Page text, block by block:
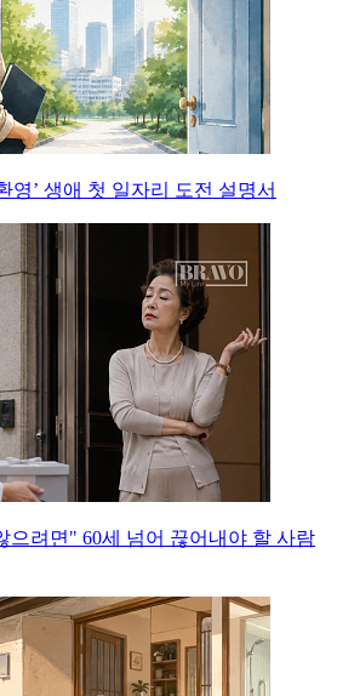
영’ 생애 첫 일자리 도전 설명서
으려면" 60세 넘어 끊어내야 할 사람